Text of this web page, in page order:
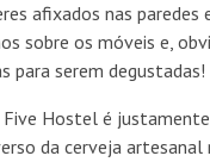
afixados nas paredes
sobre os móveis e,
para serem degustadas!
Five Hostel é
da cerveja artesanal